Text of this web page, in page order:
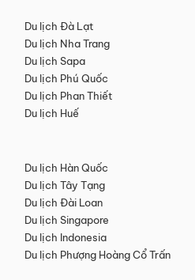
Du lịch Đà Lạt
Du lịch Nha Trang
Du lịch Sapa
Du lịch Phú Quốc
Du lịch Phan Thiết
Du lịch Huế
Du lịch Hàn Quốc
Du lịch Tây Tạng
Du lịch Đài Loan
Du lịch Singapore
Du lịch Indonesia
Du lịch Phượng Hoàng Cổ Trấn